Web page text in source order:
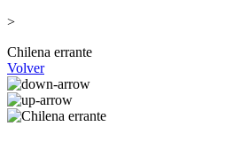
>
Chilena errante
Volver